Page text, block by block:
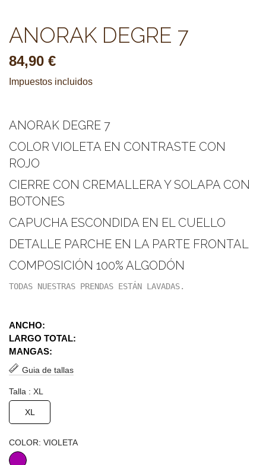
ANORAK DEGRE 7
84,90 €
Impuestos incluidos
ANORAK DEGRE 7
COLOR VIOLETA EN CONTRASTE CON
ROJO
CIERRE CON CREMALLERA Y SOLAPA CON
BOTONES
CAPUCHA ESCONDIDA EN EL CUELLO
DETALLE PARCHE EN LA PARTE FRONTAL
COMPOSICIÓN 100% ALGODÓN
TODAS NUESTRAS PRENDAS ESTÁN LAVADAS.
ANCHO:
LARGO TOTAL:
MANGAS:
Guia de tallas
Talla : XL
XL
COLOR: VIOLETA
VIOLETA